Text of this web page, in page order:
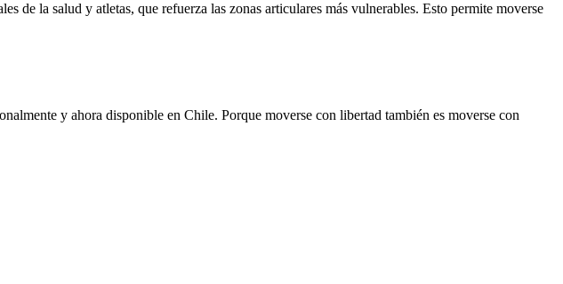
de la salud y atletas, que refuerza las zonas articulares más vulnerables. Esto permite moverse
y ahora disponible en Chile. Porque moverse con libertad también es moverse con